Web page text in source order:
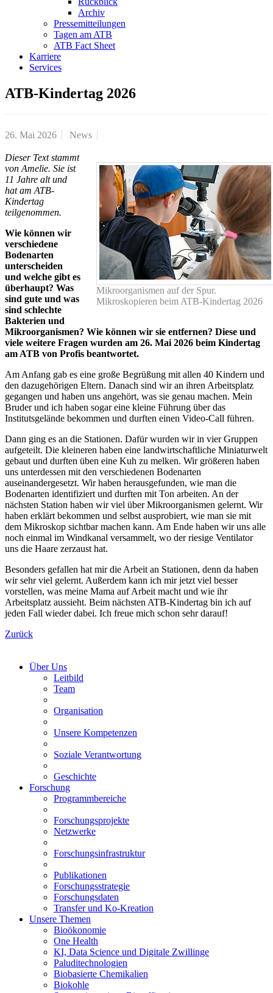
Archiv
Pressemitteilungen
Tagen am ATB
ATB Fact Sheet
Karriere
Services
ATB-Kindertag 2026
26. Mai 2026 News
Mikroorganismen auf der Spur.
Mikroskopieren beim ATB-Kindertag 2026
Dieser Text stammt
von Amelie. Sie ist
11 Jahre alt und
hat am ATB-
Kindertag
teilgenommen.
Wie können wir
verschiedene
Bodenarten
unterscheiden
und welche gibt es
überhaupt? Was
sind gute und was
sind schlechte
Bakterien und
Mikroorganismen? Wie können wir sie entfernen? Diese und
viele weitere Fragen wurden am 26. Mai 2026 beim Kindertag
am ATB von Profis beantwortet.
Am Anfang gab es eine große Begrüßung mit allen 40 Kindern und
den dazugehörigen Eltern. Danach sind wir an ihren Arbeitsplatz
gegangen und haben uns angehört, was sie genau machen. Mein
Bruder und ich haben sogar eine kleine Führung über das
Institutsgelände bekommen und durften einen Video-Call führen.
Dann ging es an die Stationen. Dafür wurden wir in vier Gruppen
aufgeteilt. Die kleineren haben eine landwirtschaftliche Miniaturwelt
gebaut und durften üben eine Kuh zu melken. Wir größeren haben
uns unterdessen mit den verschiedenen Bodenarten
auseinandergesetzt. Wir haben herausgefunden, wie man die
Bodenarten identifiziert und durften mit Ton arbeiten. An der
nächsten Station haben wir viel über Mikroorganismen gelernt. Wir
haben erklärt bekommen und selbst ausprobiert, wie man sie mit
dem Mikroskop sichtbar machen kann. Am Ende haben wir uns alle
noch einmal im Windkanal versammelt, wo der riesige Ventilator
uns die Haare zerzaust hat.
Besonders gefallen hat mir die Arbeit an Stationen, denn da haben
wir sehr viel gelernt. Außerdem kann ich mir jetzt viel besser
vorstellen, was meine Mama auf Arbeit macht und wie ihr
Arbeitsplatz aussieht. Beim nächsten ATB-Kindertag bin ich auf
jeden Fall wieder dabei. Ich freue mich schon sehr darauf!
Zurück
Über Uns
Leitbild
Team
Organisation
Unsere Kompetenzen
Soziale Verantwortung
Geschichte
Forschung
Programmbereiche
Forschungsprojekte
Netzwerke
Forschungsinfrastruktur
Publikationen
Forschungsstrategie
Forschungsdaten
Transfer und Ko-Kreation
Unsere Themen
Bioökonomie
One Health
KI, Data Science und Digitale Zwillinge
Paluditechnologien
Biobasierte Chemikalien
Biokohle